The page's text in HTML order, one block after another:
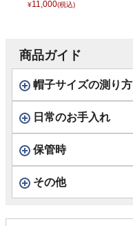
ドハット） カンカ
¥11,000(税込)
商品ガイド
帽子サイズの測り方
日常のお手入れ
保管時
その他